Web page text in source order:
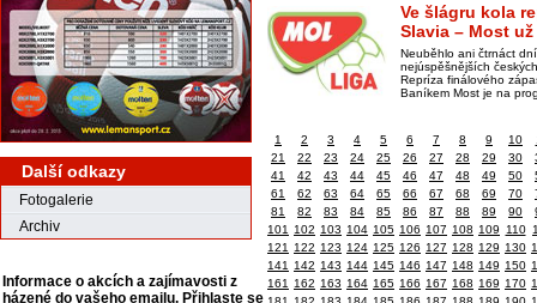
Další odkazy
Fotogalerie
Archiv
Informace o akcích a zajímavosti z
házené do vašeho emailu. Přihlaste se
Ve šlágru kola
Slavia – Most
Neuběhlo ani čtrnáct
nejúspěšnějších
Repríza finálového
Baníkem Most je na
1 2 3 4 5 6 7 8 9 10
21
22 23 24 25 26 27 28 29 30
41
42 43 44 45 46 47 48 49 50
61
62 63 64 65 66 67 68 69 70
81
82 83 84 85 86 87 88 89 90
101
102 103 104 105 106 107 108 109 110
121
122 123 124 125 126 127 128 129 130
141
142 143 144 145 146 147 148 149 150
161
162 163 164 165 166 167 168 169 170